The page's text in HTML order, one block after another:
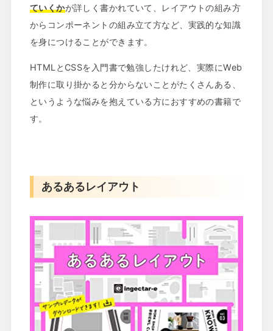
ていくかが詳しく書かれていて、レイアウトの組み方
からコンポーネントの組み立て方など、実践的な知識
を身につけることができます。
HTMLとCSSを入門書で勉強したけれど、実際にWeb
制作に取り掛かると分からないことがたくさんある、
というような悩みを抱えている方におすすめの書籍で
す。
あるあるレイアウト